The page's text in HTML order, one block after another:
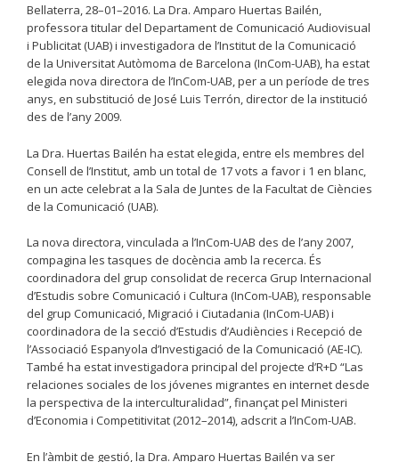
Bellaterra, 28–01–2016. La Dra. Amparo Huertas Bailén,
professora titular del Departament de Comunicació Audiovisual
i Publicitat (UAB) i investigadora de l’Institut de la Comunicació
de la Universitat Autòmoma de Barcelona (InCom-UAB), ha estat
elegida nova directora de l’InCom-UAB, per a un període de tres
anys, en substitució de José Luis Terrón, director de la institució
des de l’any 2009.
La Dra. Huertas Bailén ha estat elegida, entre els membres del
Consell de l’Institut, amb un total de 17 vots a favor i 1 en blanc,
en un acte celebrat a la Sala de Juntes de la Facultat de Ciències
de la Comunicació (UAB).
La nova directora, vinculada a l’InCom-UAB des de l’any 2007,
compagina les tasques de docència amb la recerca. És
coordinadora del grup consolidat de recerca Grup Internacional
d’Estudis sobre Comunicació i Cultura (InCom-UAB), responsable
del grup Comunicació, Migració i Ciutadania (InCom-UAB) i
coordinadora de la secció d’Estudis d’Audiències i Recepció de
l’Associació Espanyola d’Investigació de la Comunicació (AE-IC).
També ha estat investigadora principal del projecte d’R+D “Las
relaciones sociales de los jóvenes migrantes en internet desde
la perspectiva de la interculturalidad”, finançat pel Ministeri
d’Economia i Competitivitat (2012–2014), adscrit a l’InCom-UAB.
En l’àmbit de gestió, la Dra. Amparo Huertas Bailén va ser